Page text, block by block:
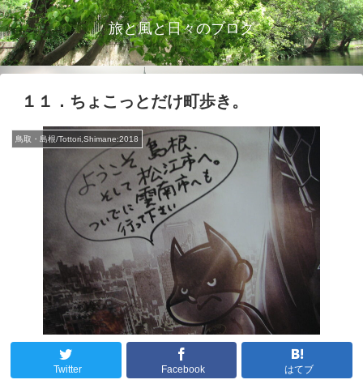
旅と風と日々のブログ
１１．ちょこっとだけ町歩き。
鳥取・島根/Tottori,Shimane:2018
Twitter Facebook はてブ